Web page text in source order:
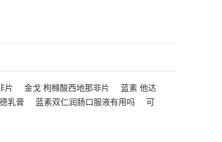
片 金戈 枸橼酸西地那非片
蓝素 他达
乳膏 蓝素双仁润肠口服液有用吗
可